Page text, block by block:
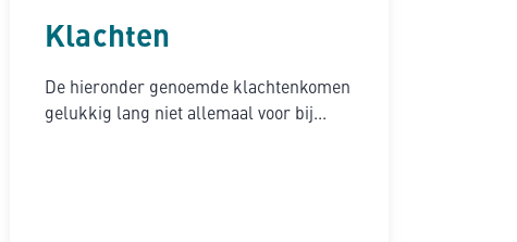
Klachten
De hieronder genoemde klachtenkomen
gelukkig lang niet allemaal voor bij...